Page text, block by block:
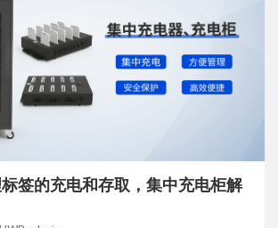
签的充电和存取，集中充电柜解